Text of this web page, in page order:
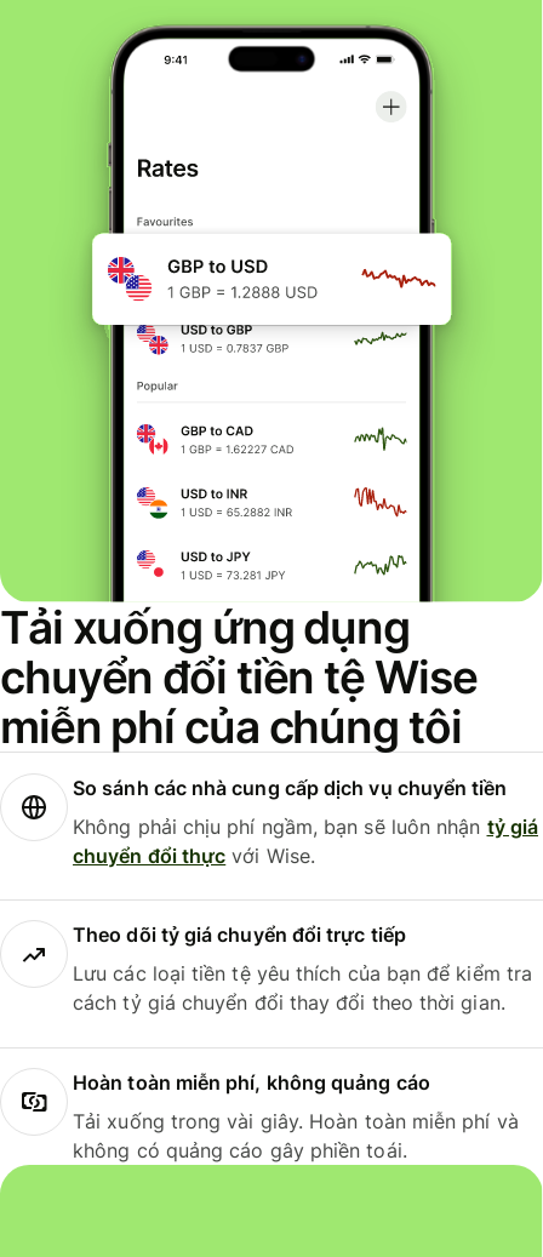
Tải xuống ứng dụng
chuyển đổi tiền tệ Wise
miễn phí của chúng tôi
So sánh các nhà cung cấp dịch vụ chuyển tiền
Không phải chịu phí ngầm, bạn sẽ luôn nhận tỷ giá
chuyển đổi thực với Wise.
Theo dõi tỷ giá chuyển đổi trực tiếp
Lưu các loại tiền tệ yêu thích của bạn để kiểm tra
cách tỷ giá chuyển đổi thay đổi theo thời gian.
Hoàn toàn miễn phí, không quảng cáo
Tải xuống trong vài giây. Hoàn toàn miễn phí và
không có quảng cáo gây phiền toái.